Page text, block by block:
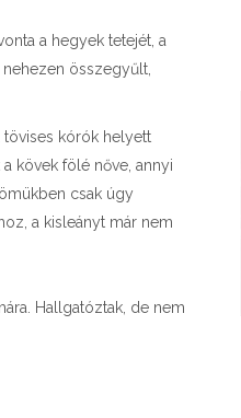
a hegyek tetejét, a
összegyűlt,
tövises kórók helyett
kövek fölé nőve, annyi
csak úgy
a kisleányt már nem
Hallgatóztak, de nem